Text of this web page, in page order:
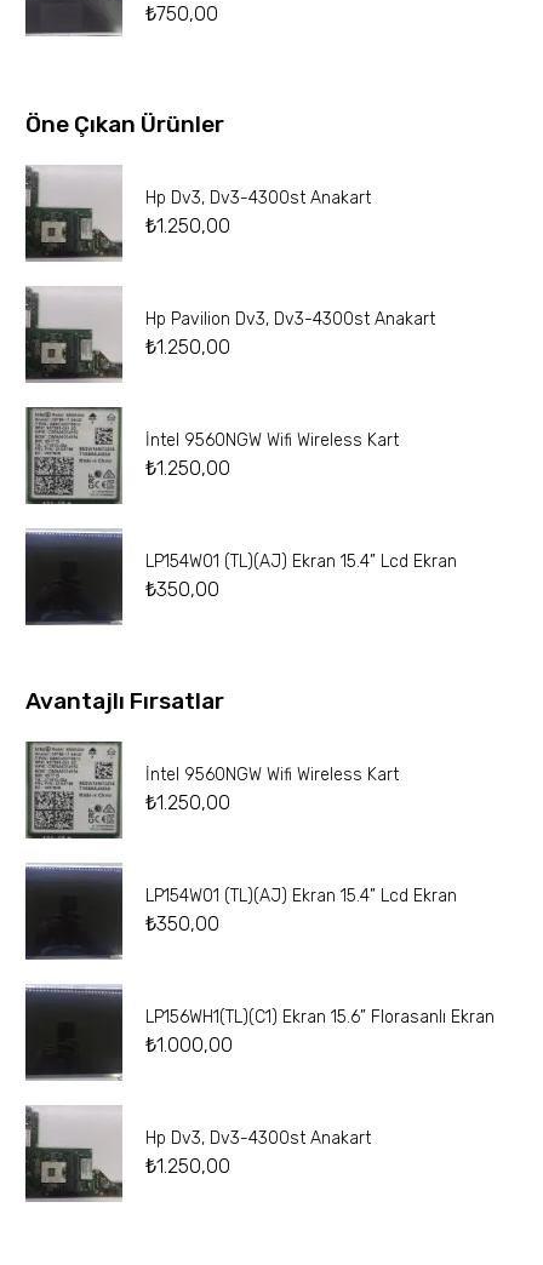
₺750,00
Öne Çıkan Ürünler
Hp Dv3, Dv3-4300st Anakart
₺1.250,00
Hp Pavilion Dv3, Dv3-4300st Anakart
₺1.250,00
İntel 9560NGW Wifi Wireless Kart
₺1.250,00
LP154W01 (TL)(AJ) Ekran 15.4” Lcd Ekran
₺350,00
Avantajlı Fırsatlar
İntel 9560NGW Wifi Wireless Kart
₺1.250,00
LP154W01 (TL)(AJ) Ekran 15.4” Lcd Ekran
₺350,00
LP156WH1(TL)(C1) Ekran 15.6” Florasanlı Ekran
₺1.000,00
Hp Dv3, Dv3-4300st Anakart
₺1.250,00